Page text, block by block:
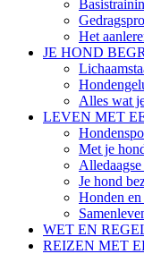
Het
JE HOND
Alles wat
LEVEN MET
Met je
Je hond
Honden
WET EN
REIZEN MET